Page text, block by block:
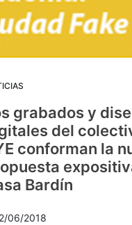
grabados y
del
conforman la
Bardín
06/2018